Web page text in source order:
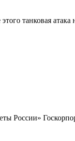
танковая
России»